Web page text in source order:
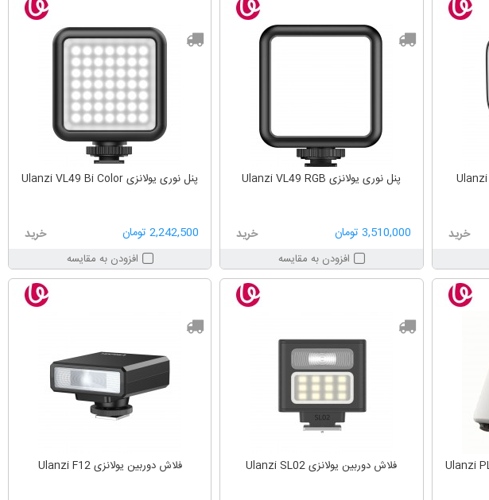
خرید
پنل نوری یولانزی Ulanzi VL49 RGB
3,510,000 تومان خرید
افزودن به مقایسه
پنل نوری یولانزی Ulanzi VL49 Bi Color
2,242,500 تومان خرید
افزودن به مقایسه
فلاش دوربین یولانزی Ulanzi SL02 فلاش دوربین یولانزی Ulanzi F12